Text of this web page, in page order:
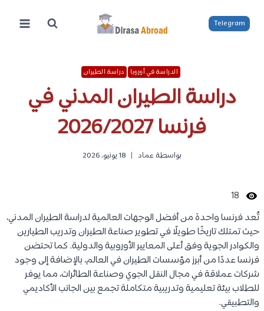
المحتوى
Telegram
الدراسة في أوروبا دراسة الطيران
دراسة الطيران المدني في
فرنسا 2026/2027
بواسطة عماد 18 يونيو، 2026
18
تُعد فرنسا واحدة من أفضل الوجهات العالمية لدراسة الطيران المدني،
حيث تمتلك تاريخًا طويلًا في تطوير صناعة الطيران وتدريب الطيارين
والكوادر الجوية وفق أعلى المعايير الأوروبية والدولية. كما تحتضن
فرنسا عددًا من أبرز مؤسسات الطيران في العالم، بالإضافة إلى وجود
شركات عملاقة في مجال النقل الجوي وصناعة الطائرات، مما يوفر
للطلاب بيئة تعليمية وتدريبية متكاملة تجمع بين الجانب الأكاديمي
والتطبيقي.